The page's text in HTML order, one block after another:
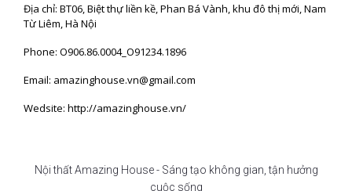
Địa chỉ: BT06, Biệt thự liền kề, Phan Bá Vành, khu đô thị mới, Nam
Từ Liêm, Hà Nội
Phone: O906.86.0004_O91234.1896
Email: amazinghouse.vn@gmail.com
Wedsite: http://amazinghouse.vn/
Nội thất Amazing House - Sáng tạo không gian, tận hưởng
cuộc sống